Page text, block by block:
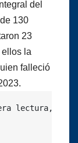
del
130
23
la
falleció
lectura, hace